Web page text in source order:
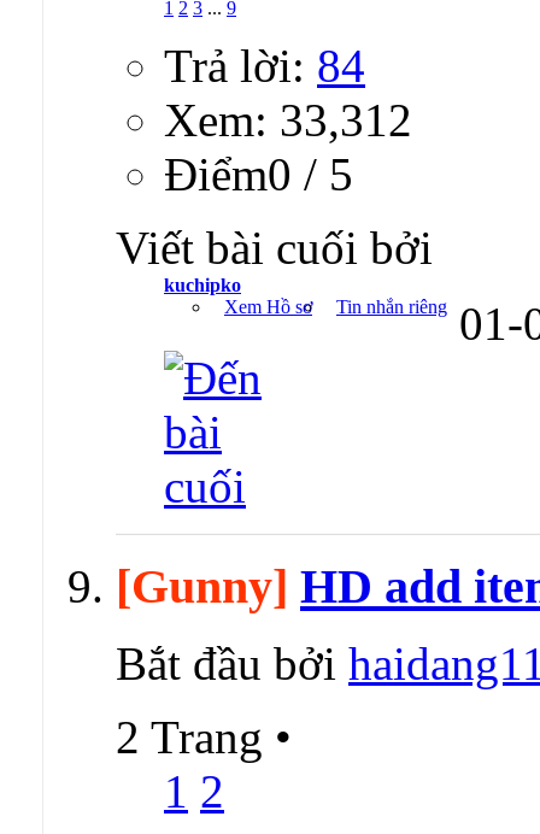
1 2 3 ... 9
Trả lời: 84
Xem: 33,312
Ðiểm0 / 5
Viết bài cuối bởi
kuchipko
Xem Hồ sơ
Tin nhắn riêng 01-
[Gunny] HD add
Bắt đầu bởi
2 Trang •
1 2